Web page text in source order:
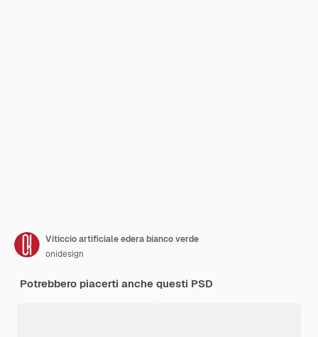
Viticcio artificiale edera bianco verde
onidesign
Potrebbero piacerti anche questi PSD